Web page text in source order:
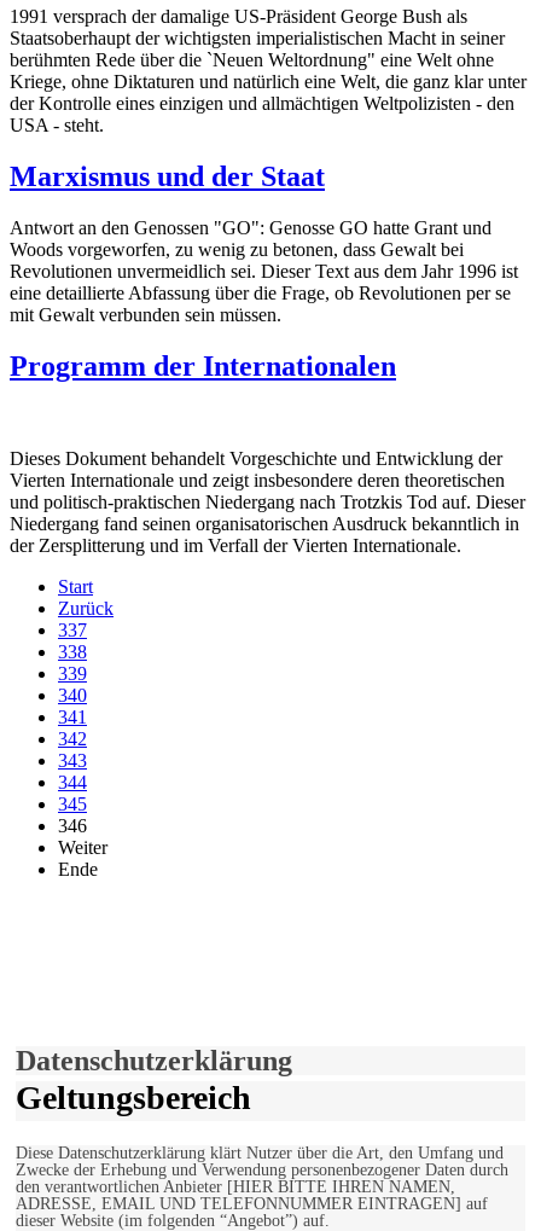
1991 versprach der damalige US-Präsident George Bush als
Staatsoberhaupt der wichtigsten imperialistischen Macht in seiner
berühmten Rede über die `Neuen Weltordnung" eine Welt ohne
Kriege, ohne Diktaturen und natürlich eine Welt, die ganz klar unter
der Kontrolle eines einzigen und allmächtigen Weltpolizisten - den
USA - steht.
Marxismus und der Staat
Antwort an den Genossen "GO": Genosse GO hatte Grant und
Woods vorgeworfen, zu wenig zu betonen, dass Gewalt bei
Revolutionen unvermeidlich sei. Dieser Text aus dem Jahr 1996 ist
eine detaillierte Abfassung über die Frage, ob Revolutionen per se
mit Gewalt verbunden sein müssen.
Programm der Internationalen
Dieses Dokument behandelt Vorgeschichte und Entwicklung der
Vierten Internationale und zeigt insbesondere deren theoretischen
und politisch-praktischen Niedergang nach Trotzkis Tod auf. Dieser
Niedergang fand seinen organisatorischen Ausdruck bekanntlich in
der Zersplitterung und im Verfall der Vierten Internationale.
Start
Zurück
337
338
339
340
341
342
343
344
345
346
Weiter
Ende
Datenschutzerklärung
Geltungsbereich
Diese Datenschutzerklärung klärt Nutzer über die Art, den Umfang und
Zwecke der Erhebung und Verwendung personenbezogener Daten durch
den verantwortlichen Anbieter [HIER BITTE IHREN NAMEN,
ADRESSE, EMAIL UND TELEFONNUMMER EINTRAGEN] auf
dieser Website (im folgenden “Angebot”) auf.